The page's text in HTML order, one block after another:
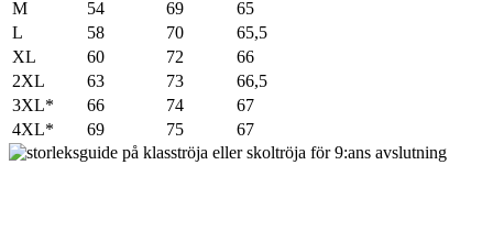
M 54 69
65
L
58 70
65,5
XL
60 72
66
2XL
63 73
66,5
3XL*
66 74
67
4XL*
69 75 67